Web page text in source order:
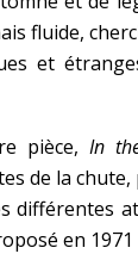
fluide,
et
pièce,In
de la
différentes
en